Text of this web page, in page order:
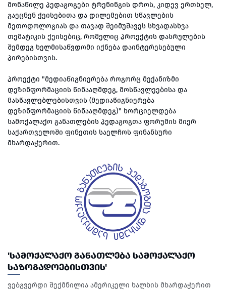
მონაწილე პედაგოგები ტრენინგის დროს, კიდევ ერთხელ,
გაეცნენ ქეისებითა და დილემებით სწავლების
მეთოდოლოგიას და თავად შეიმუშავეს სხვადასხვა
თემატიკის ქეისებიც, რომელიც პროექტის დასრულების
შემდეგ ხელმისაწვდომი იქნება დაინტერესებული
პირებისთვის.
პროექტი "მედიაწიგნიერება როგორც მექანიზმი
დეზინფორმაციის წინააღმდეგ, მოსწავლეებისა და
მასწავლებლებისთვის (მედიაწიგნიერება
დეზინფორმაციის წინააღმდეგ)" ხორციელდება
სამოქალაქო განათლების პედაგოგთა ფორუმის მიერ
საქართველოში ფინეთის საელჩოს ფინანსური
მხარდაჭერით.
'ᲡᲐᲛᲝᲥᲐᲚᲐᲥᲝ ᲒᲐᲜᲐᲗᲚᲔᲑᲐ ᲡᲐᲛᲝᲥᲐᲚᲐᲥᲝ
ᲡᲐᲖᲝᲒᲐᲓᲝᲔᲑᲘᲡᲗᲕᲘᲡ'
ვებგვერდი შექმნილია ამერიკელი ხალხის მხარდაჭერით